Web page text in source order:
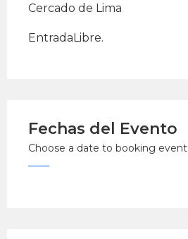
Cercado de Lima
EntradaLibre.
Fechas del Evento
Choose a date to booking event